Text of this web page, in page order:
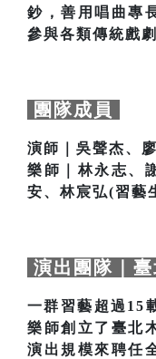
鈔，善用唱曲專
參與各類傳統戲
團隊成員
演師｜吳聲杰、
樂師｜林永志、
安、林宸弘(習藝
演出團隊｜
一群習藝超過15
樂師創立了臺北
演出規模來聘任